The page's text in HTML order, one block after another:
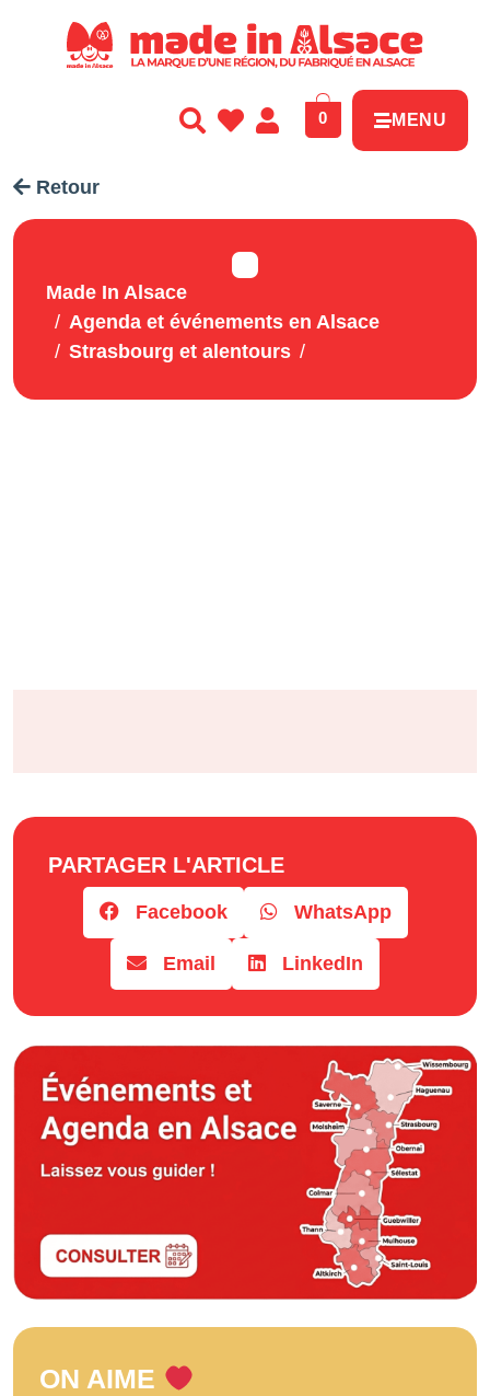
0 MENU
Retour
Made In Alsace
Agenda et événements en Alsace
Strasbourg et alentours
PARTAGER L'ARTICLE
Facebook WhatsApp
Email LinkedIn
ON AIME